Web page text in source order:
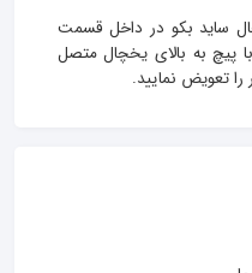
ساید بکو در داخل قسمت
با پیچ به بالای یخچال متصل
را تعویض نمایید.